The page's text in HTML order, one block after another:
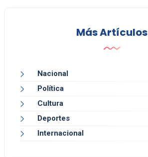
Más Artículos
Nacional
Política
Cultura
Deportes
Internacional